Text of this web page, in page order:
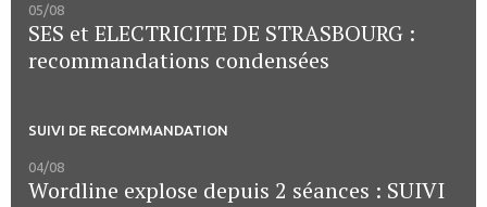
05/08
SES et ELECTRICITE DE STRASBOURG :
recommandations condensées
SUIVI DE RECOMMANDATION
04/08
Wordline explose depuis 2 séances : SUIVI